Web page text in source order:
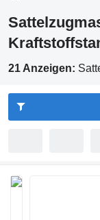
21 Anzeigen: